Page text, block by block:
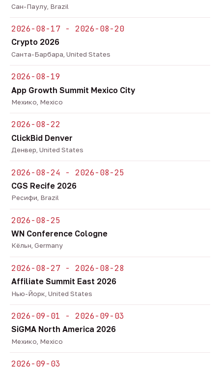
Сан-Паулу, Brazil
2026-08-17 - 2026-08-20
Crypto 2026
Санта-Барбара, United States
2026-08-19
App Growth Summit Mexico City
Мехико, Mexico
2026-08-22
ClickBid Denver
Денвер, United States
2026-08-24 - 2026-08-25
CGS Recife 2026
Ресифи, Brazil
2026-08-25
WN Conference Cologne
Кёльн, Germany
2026-08-27 - 2026-08-28
Affiliate Summit East 2026
Нью-Йорк, United States
2026-09-01 - 2026-09-03
SiGMA North America 2026
Мехико, Mexico
2026-09-03